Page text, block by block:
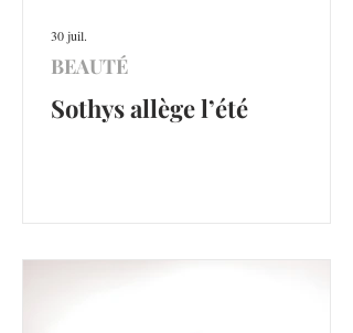
Sothys allège l’été
BEAUTÉ
30 juil.